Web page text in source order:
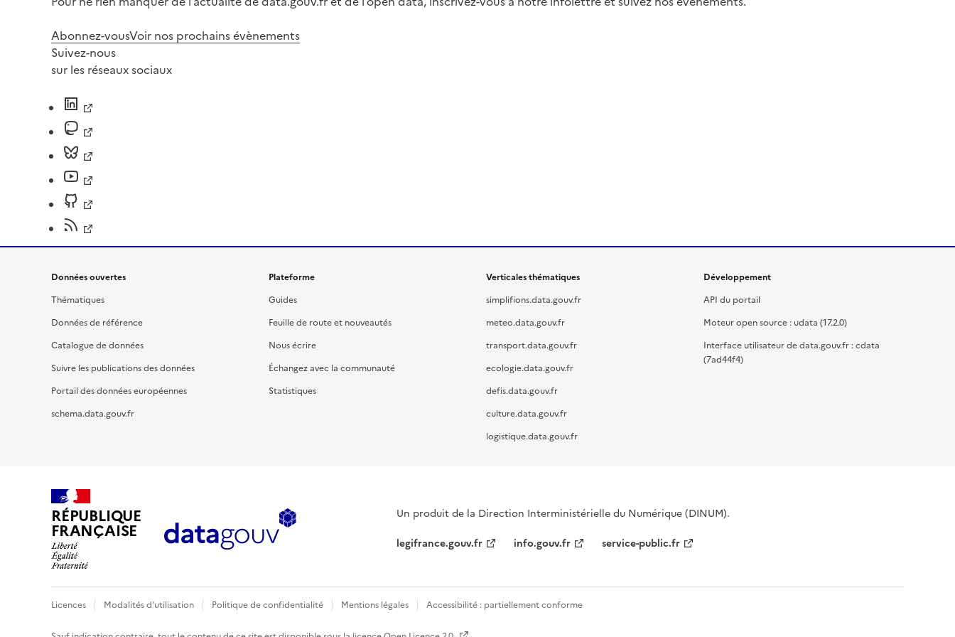
Abonnez-vousVoir nos prochains évènements
Suivez-nous
sur les réseaux sociaux
Données ouvertes
Thématiques
Données de référence
Catalogue de données
Suivre les publications des données
Portail des données européennes
schema.data.gouv.fr
Plateforme
Guides
Feuille de route et nouveautés
Nous écrire
Échangez avec la communauté
Statistiques
Verticales thématiques
simplifions.data.gouv.fr
meteo.data.gouv.fr
transport.data.gouv.fr
ecologie.data.gouv.fr
defis.data.gouv.fr
culture.data.gouv.fr
logistique.data.gouv.fr
Développement
API du portail
Moteur open source : udata (17.2.0)
Interface utilisateur de data.gouv.fr : cdata
(7ad44f4)
RÉPUBLIQUE
FRANÇAISE
Un produit de la Direction Interministérielle du Numérique (DINUM).
legifrance.gouv.fr
info.gouv.fr service-public.fr
Licences Modalités d'utilisation Politique de confidentialité Mentions légales Accessibilité : partiellement conforme